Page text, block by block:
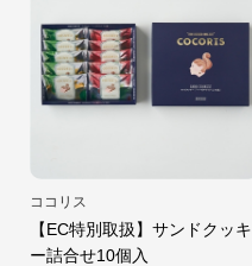
ココリス
【EC特別取扱】サンドクッキ
ー詰合せ10個入